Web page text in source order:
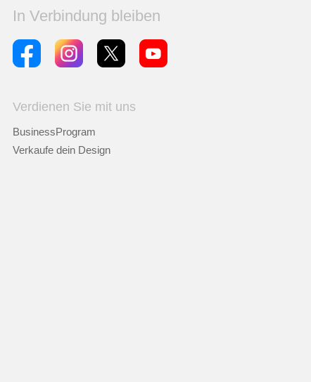
In Verbindung bleiben
Verdienen Sie mit uns
BusinessProgram
Verkaufe dein Design